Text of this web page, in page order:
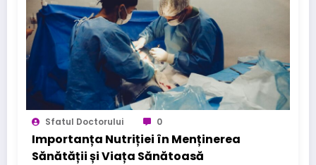
Sfatul Doctorului 0
Importanța Nutriției în Menținerea
Sănătății și Viața Sănătoasă